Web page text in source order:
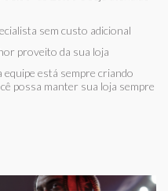
sem custo adicional
proveito da sua loja
está sempre criando
possa manter sua loja sempre